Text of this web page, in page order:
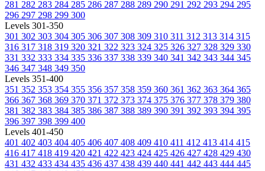
281 282 283 284 285 286 287 288 289 290 291 292 293 294 295
296 297 298 299 300
Levels 301-350
301 302 303 304 305 306 307 308 309 310 311 312 313 314 315
316 317 318 319 320 321 322 323 324 325 326 327 328 329 330
331 332 333 334 335 336 337 338 339 340 341 342 343 344 345
346 347 348 349 350
Levels 351-400
351 352 353 354 355 356 357 358 359 360 361 362 363 364 365
366 367 368 369 370 371 372 373 374 375 376 377 378 379 380
381 382 383 384 385 386 387 388 389 390 391 392 393 394 395
396 397 398 399 400
Levels 401-450
401 402 403 404 405 406 407 408 409 410 411 412 413 414 415
416 417 418 419 420 421 422 423 424 425 426 427 428 429 430
431 432 433 434 435 436 437 438 439 440 441 442 443 444 445